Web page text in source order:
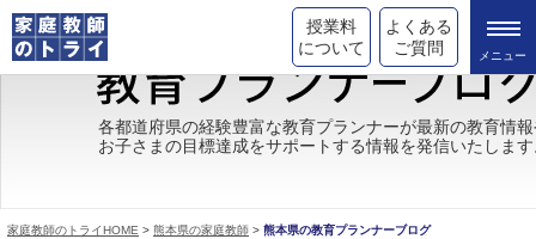
授業料
について
よくある
ご質問
トライの教育理念
成績が上がる理由
各都道府県の経験豊富な教育プランナーが最新の教育情
お子さまの目標達成をサポートする情報を発信いたしま
家庭教師のトライHOME > 熊本県の家庭教師 > 熊本県の教育プランナーブログ